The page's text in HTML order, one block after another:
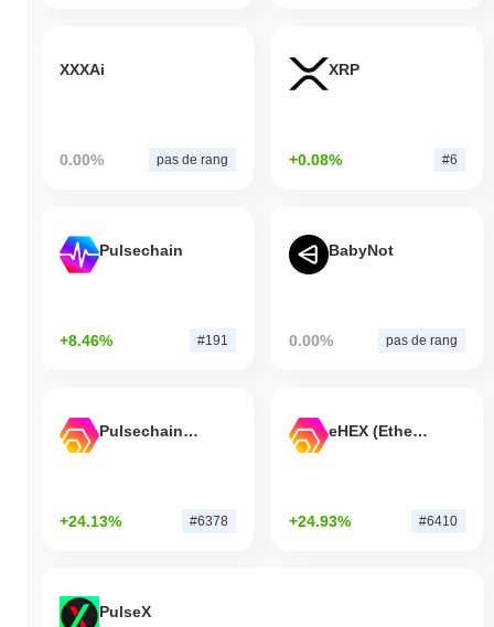
XXXAi
0.00% pas de rang
XRP
+0.08% #6
Pulsechain
+8.46% #191
BabyNot
0.00% pas de rang
Pulsechain Bridged HEX (Pulsechain)
+24.13% #6378
eHEX (Ethereum)
+24.93% #6410
PulseX